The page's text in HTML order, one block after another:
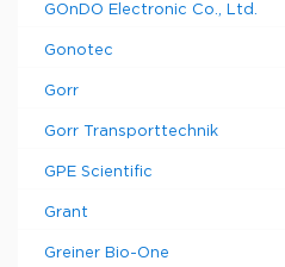
GOnDO Electronic Co., Ltd.
Gonotec
Gorr
Gorr Transporttechnik
GPE Scientific
Grant
Greiner Bio-One